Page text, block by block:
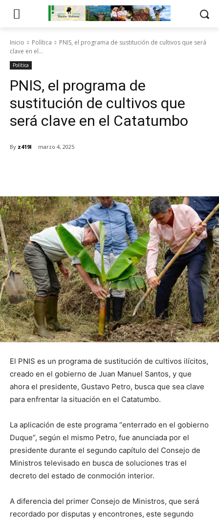
Inicio Política
PNIS, el programa de sustitución de cultivos que será
clave en el...
Política
PNIS, el programa de
sustitución de cultivos que
será clave en el Catatumbo
By z419l marzo 4, 2025
El PNIS es un programa de sustitución de cultivos ilícitos,
creado en el gobierno de Juan Manuel Santos, y que
ahora el presidente, Gustavo Petro, busca que sea clave
para enfrentar la situación en el Catatumbo.
La aplicación de este programa “enterrado en el gobierno
Duque”, según el mismo Petro, fue anunciada por el
presidente durante el segundo capítulo del Consejo de
Ministros televisado en busca de soluciones tras el
decreto del estado de conmoción interior.
A diferencia del primer Consejo de Ministros, que será
recordado por disputas y encontrones, este segundo